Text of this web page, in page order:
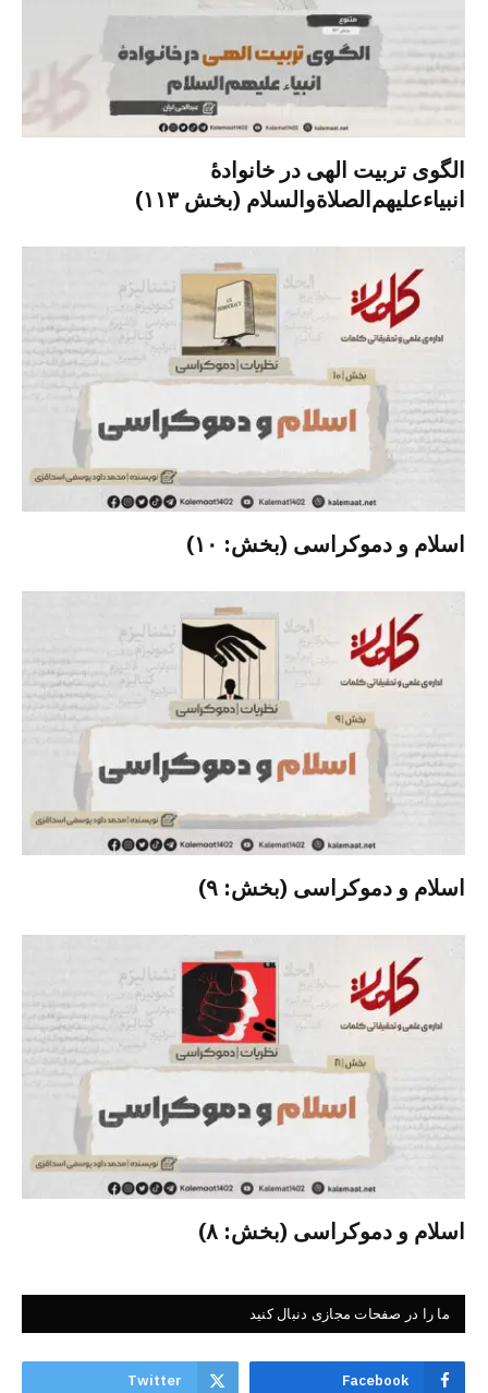
الگوی تربیت الهی در خانوادۀ
انبیاءعلیهم‌الصلاةو‌السلام (بخش ۱۱۳)
اسلام و دموکراسی (بخش: ۱۰)
اسلام و دموکراسی (بخش: ۹)
اسلام و دموکراسی (بخش: ۸)
ما را در صفحات مجازی دنبال کنید
Facebook
Twitter